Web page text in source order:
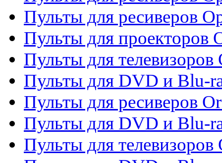
Пульты для ресиверов
Пульты для проекторов
Пульты для телевизоров
Пульты для DVD и Blu-
Пульты для ресиверов
Пульты для DVD и Blu-
Пульты для телевизоров